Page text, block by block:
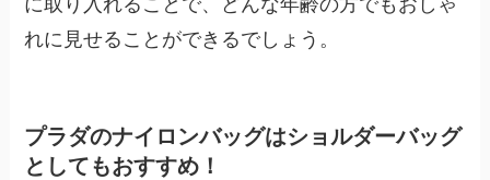
に取り入れることで、どんな年齢の方でもおしゃ
れに見せることができるでしょう。
プラダのナイロンバッグはショルダーバッグ
としてもおすすめ！